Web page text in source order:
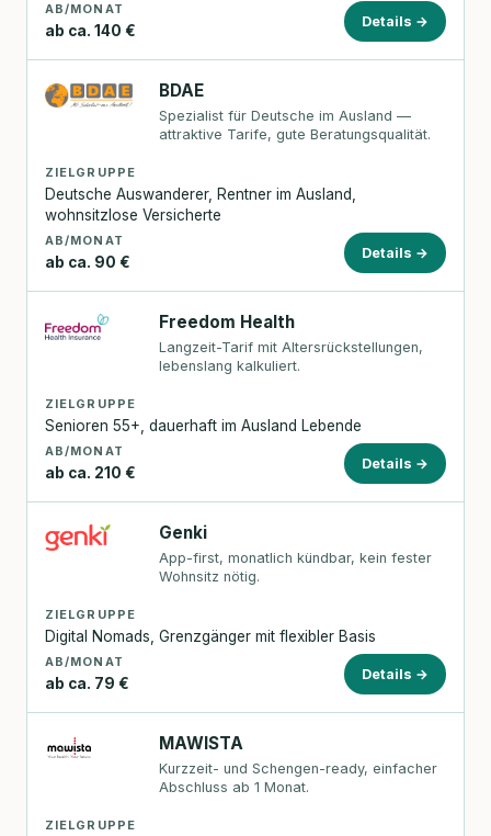
AB/MONAT
ab ca. 140 €
Details →
BDAE
Spezialist für Deutsche im Ausland —
attraktive Tarife, gute Beratungsqualität.
ZIELGRUPPE
Deutsche Auswanderer, Rentner im Ausland,
wohnsitzlose Versicherte
AB/MONAT
ab ca. 90 €
Details →
Freedom Health
Langzeit-Tarif mit Altersrückstellungen,
lebenslang kalkuliert.
ZIELGRUPPE
Senioren 55+, dauerhaft im Ausland Lebende
AB/MONAT
ab ca. 210 €
Details →
Genki
App-first, monatlich kündbar, kein fester
Wohnsitz nötig.
ZIELGRUPPE
Digital Nomads, Grenzgänger mit flexibler Basis
AB/MONAT
ab ca. 79 €
Details →
MAWISTA
Kurzzeit- und Schengen-ready, einfacher
Abschluss ab 1 Monat.
ZIELGRUPPE